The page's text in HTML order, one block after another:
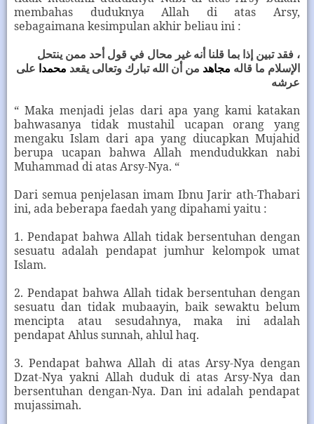
membahas duduknya Allah di atas Arsy,
sebagaimana kesimpulan akhir beliau ini :
، فقد تبين إذا بما قلنا أنه غير محال في قول أحد ممن ينتحل
الإسلام ما قاله مجاهد من أن الله تبارك وتعالى يقعد محمدا على
عرشه
“ Maka menjadi jelas dari apa yang kami katakan
bahwasanya tidak mustahil ucapan orang yang
mengaku Islam dari apa yang diucapkan Mujahid
berupa ucapan bahwa Allah mendudukkan nabi
Muhammad di atas Arsy-Nya. “
Dari semua penjelasan imam Ibnu Jarir ath-Thabari
ini, ada beberapa faedah yang dipahami yaitu :
1. Pendapat bahwa Allah tidak bersentuhan dengan
sesuatu adalah pendapat jumhur kelompok umat
Islam.
2. Pendapat bahwa Allah tidak bersentuhan dengan
sesuatu dan tidak mubaayin, baik sewaktu belum
mencipta atau sesudahnya, maka ini adalah
pendapat Ahlus sunnah, ahlul haq.
3. Pendapat bahwa Allah di atas Arsy-Nya dengan
Dzat-Nya yakni Allah duduk di atas Arsy-Nya dan
bersentuhan dengan-Nya. Dan ini adalah pendapat
mujassimah.